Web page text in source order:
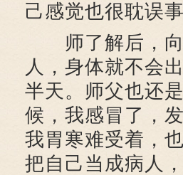
己感觉也很耽误
师了解后，向
人，身体就不会
半天。师父也还
候，我感冒了，
我胃寒难受着，
把自己当成病人